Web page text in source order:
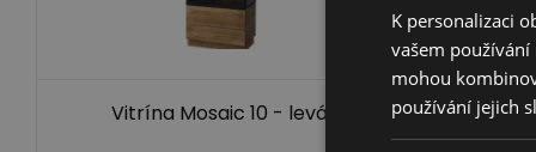
Vitrína Mosaic 10 - levá
K personalizaci
vašem
mohou
používání jejich